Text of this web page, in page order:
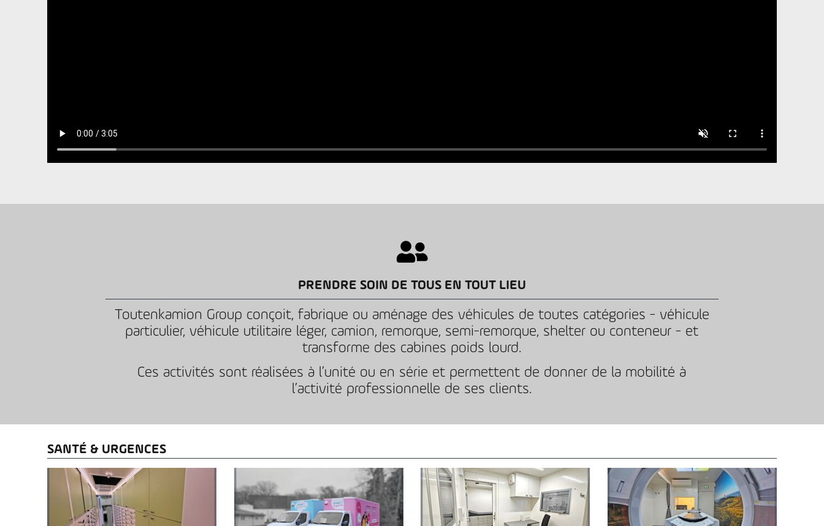
PRENDRE SOIN DE TOUS EN TOUT LIEU
Toutenkamion Group conçoit, fabrique ou aménage des véhicules de toutes catégories - véhicule
particulier, véhicule utilitaire léger, camion, remorque, semi-remorque, shelter ou conteneur - et
transforme des cabines poids lourd.
Ces activités sont réalisées à l’unité ou en série et permettent de donner de la mobilité à
l’activité professionnelle de ses clients.
SANTÉ & URGENCES